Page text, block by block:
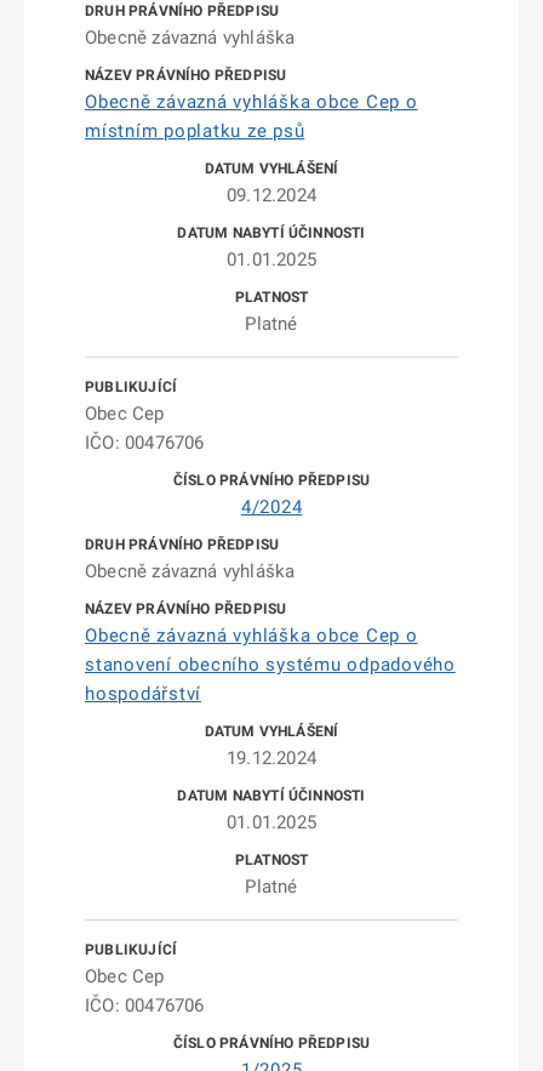
Obecně závazná vyhláška
Obecně závazná vyhláška obce Cep o
místním poplatku ze psů
09.12.2024
01.01.2025
Platné
Obec Cep
IČO: 00476706
4/2024
Obecně závazná vyhláška
Obecně závazná vyhláška obce Cep o
stanovení obecního systému odpadového
hospodářství
19.12.2024
01.01.2025
Platné
Obec Cep
IČO: 00476706